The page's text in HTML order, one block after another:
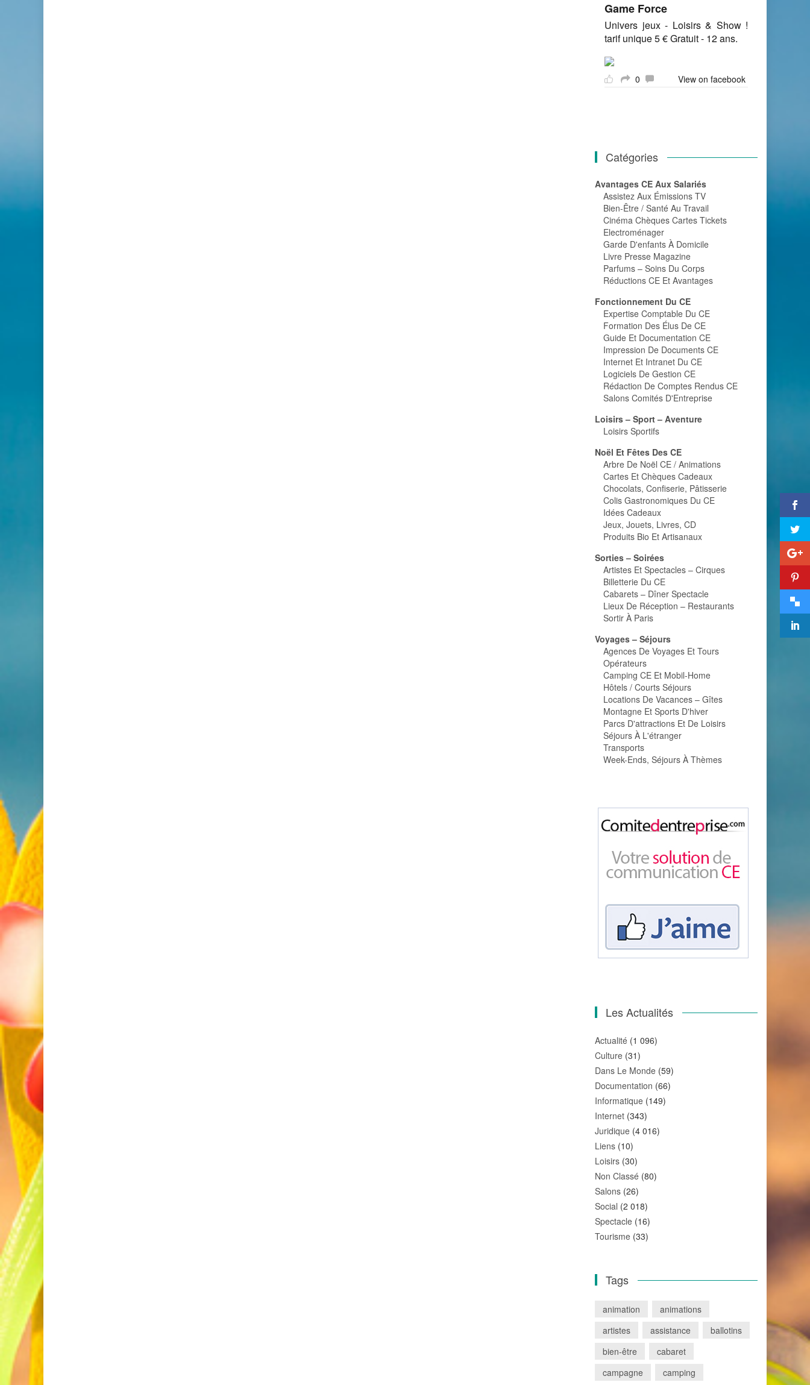
Game Force
Univers jeux - Loisirs & Show !
tarif unique 5 € Gratuit - 12 ans.
0 View on facebook
Catégories
Avantages CE Aux Salariés
Assistez Aux Émissions TV
Bien-Être / Santé Au Travail
Cinéma Chèques Cartes Tickets
Electroménager
Garde D'enfants À Domicile
Livre Presse Magazine
Parfums – Soins Du Corps
Réductions CE Et Avantages
Fonctionnement Du CE
Expertise Comptable Du CE
Formation Des Élus De CE
Guide Et Documentation CE
Impression De Documents CE
Internet Et Intranet Du CE
Logiciels De Gestion CE
Rédaction De Comptes Rendus CE
Salons Comités D'Entreprise
Loisirs – Sport – Aventure
Loisirs Sportifs
Noël Et Fêtes Des CE
Arbre De Noël CE / Animations
Cartes Et Chèques Cadeaux
Chocolats, Confiserie, Pâtisserie
Colis Gastronomiques Du CE
Idées Cadeaux
Jeux, Jouets, Livres, CD
Produits Bio Et Artisanaux
Sorties – Soirées
Artistes Et Spectacles – Cirques
Billetterie Du CE
Cabarets – Dîner Spectacle
Lieux De Réception – Restaurants
Sortir À Paris
Voyages – Séjours
Agences De Voyages Et Tours
Opérateurs
Camping CE Et Mobil-Home
Hôtels / Courts Séjours
Locations De Vacances – Gîtes
Montagne Et Sports D'hiver
Parcs D'attractions Et De Loisirs
Séjours À L'étranger
Transports
Week-Ends, Séjours À Thèmes
Les Actualités
Actualité (1 096)
Culture (31)
Dans Le Monde (59)
Documentation (66)
Informatique (149)
Internet (343)
Juridique (4 016)
Liens (10)
Loisirs (30)
Non Classé (80)
Salons (26)
Social (2 018)
Spectacle (16)
Tourisme (33)
Tags
animation
animations
artistes
assistance
ballotins
bien-être
cabaret
campagne
camping